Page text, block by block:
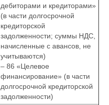
дебиторами и кредиторами»
(в части долгосрочной
кредиторской
задолженности; суммы НДС,
начисленные с авансов, не
учитываются)
– 86 «Целевое
финансирование» (в части
долгосрочной кредиторской
задолженности)